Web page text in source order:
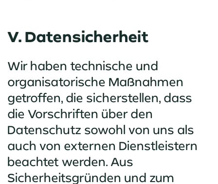
V. Datensicherheit
Wir haben technische und
organisatorische Maßnahmen
getroffen, die sicherstellen, dass
die Vorschriften über den
Datenschutz sowohl von uns als
auch von externen Dienstleistern
beachtet werden. Aus
Sicherheitsgründen und zum